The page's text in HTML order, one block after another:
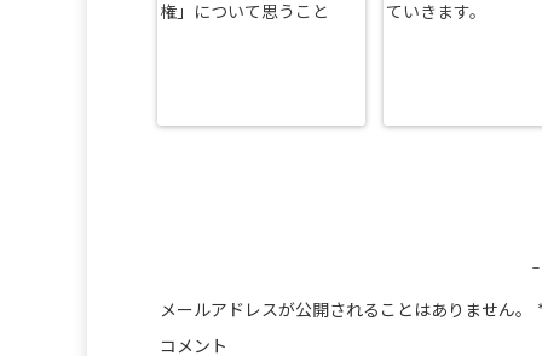
権」について思うこと
ていきます。
メールアドレスが公開されることはありません。
コメント